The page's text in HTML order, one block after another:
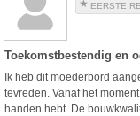
EERSTE
Toekomstbestendig en
Ik heb dit moederbord
tevreden. Vanaf het
handen hebt. De